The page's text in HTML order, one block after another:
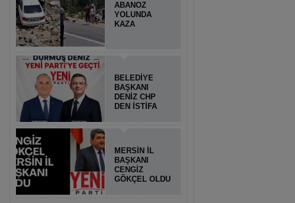
ABANOZ
YOLUNDA
KAZA
BELEDİYE
BAŞKANI
DENİZ CHP
DEN İSTİFA
MERSİN İL
BAŞKANI
CENGİZ
GÖKÇEL OLDU